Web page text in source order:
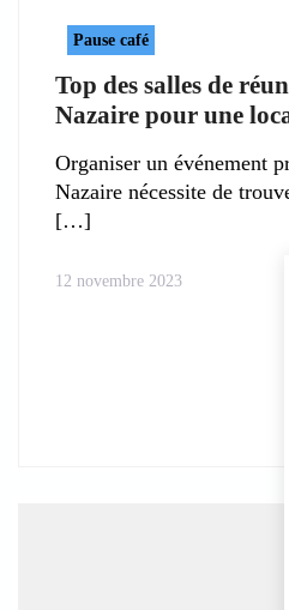
Pause café
Top des salles de
Nazaire pour une
Organiser un événement
Nazaire nécessite de
12 novembre 2023